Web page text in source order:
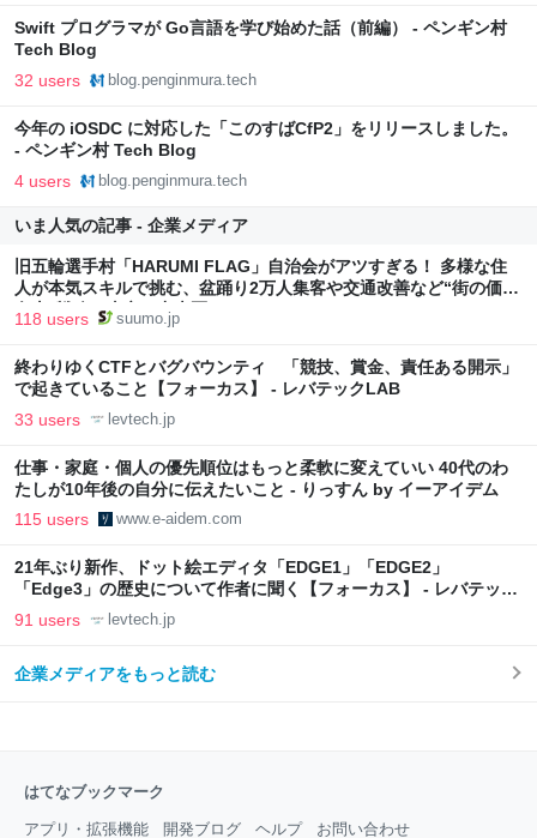
Swift プログラマが Go言語を学び始めた話（前編） - ペンギン村
Tech Blog
32 users blog.penginmura.tech
今年の iOSDC に対応した「このすばCfP2」をリリースしました。
- ペンギン村 Tech Blog
4 users blog.penginmura.tech
いま人気の記事 - 企業メディア
旧五輪選手村「HARUMI FLAG」自治会がアツすぎる！ 多様な住
人が本気スキルで挑む、盆踊り2万人集客や交通改善など“街の価値
向上”戦略 東京・中央区
118 users suumo.jp
終わりゆくCTFとバグバウンティ 「競技、賞金、責任ある開示」
で起きていること【フォーカス】 - レバテックLAB
33 users levtech.jp
仕事・家庭・個人の優先順位はもっと柔軟に変えていい 40代のわ
たしが10年後の自分に伝えたいこと - りっすん by イーアイデム
115 users www.e-aidem.com
21年ぶり新作、ドット絵エディタ「EDGE1」「EDGE2」
「Edge3」の歴史について作者に聞く【フォーカス】 - レバテック
LAB
91 users levtech.jp
企業メディアをもっと読む
はてなブックマーク
アプリ・拡張機能 開発ブログ ヘルプ お問い合わせ